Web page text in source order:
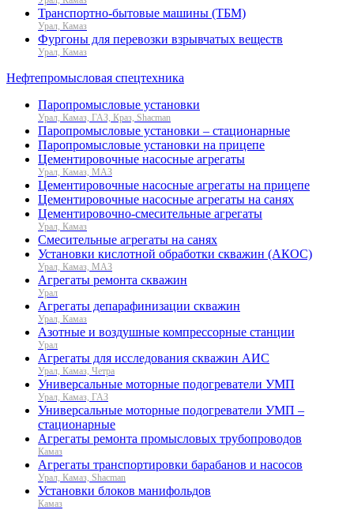
Транспортно-бытовые машины (ТБМ)
Урал, Камаз
Фургоны для перевозки взрывчатых веществ
Урал, Камаз
Нефтепромысловая спецтехника
Паропромысловые установки
Урал, Камаз, ГАЗ, Краз, Shacman
Паропромысловые установки – стационарные
Паропромысловые установки на прицепе
Цементировочные насосные агрегаты
Урал, Камаз, МАЗ
Цементировочные насосные агрегаты на прицепе
Цементировочные насосные агрегаты на санях
Цементировочно-смесительные агрегаты
Урал, Камаз
Смесительные агрегаты на санях
Установки кислотной обработки скважин (АКОС)
Урал, Камаз, МАЗ
Агрегаты ремонта скважин
Урал
Агрегаты депарафинизации скважин
Урал, Камаз
Азотные и воздушные компрессорные станции
Урал
Агрегаты для исследования скважин АИС
Урал, Камаз, Четра
Универсальные моторные подогреватели УМП
Урал, Камаз, ГАЗ
Универсальные моторные подогреватели УМП –
стационарные
Агрегаты ремонта промысловых трубопроводов
Камаз
Агрегаты транспортировки барабанов и насосов
Урал, Камаз, Shacman
Установки блоков манифольдов
Камаз